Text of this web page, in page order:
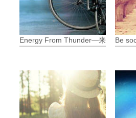
Energy From Thunder—来自闪电的
Be